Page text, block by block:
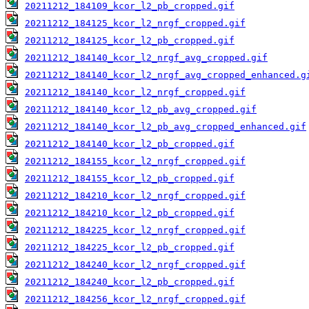
20211212_184109_kcor_l2_pb_cropped.gif
20211212_184125_kcor_l2_nrgf_cropped.gif
20211212_184125_kcor_l2_pb_cropped.gif
20211212_184140_kcor_l2_nrgf_avg_cropped.gif
20211212_184140_kcor_l2_nrgf_cropped.gif
20211212_184140_kcor_l2_pb_avg_cropped.gif
20211212_184140_kcor_l2_pb_avg_cropped_enhanced.gif
20211212_184140_kcor_l2_pb_cropped.gif
20211212_184155_kcor_l2_nrgf_cropped.gif
20211212_184155_kcor_l2_pb_cropped.gif
20211212_184210_kcor_l2_nrgf_cropped.gif
20211212_184210_kcor_l2_pb_cropped.gif
20211212_184225_kcor_l2_nrgf_cropped.gif
20211212_184225_kcor_l2_pb_cropped.gif
20211212_184240_kcor_l2_nrgf_cropped.gif
20211212_184240_kcor_l2_pb_cropped.gif
20211212_184256_kcor_l2_nrgf_cropped.gif